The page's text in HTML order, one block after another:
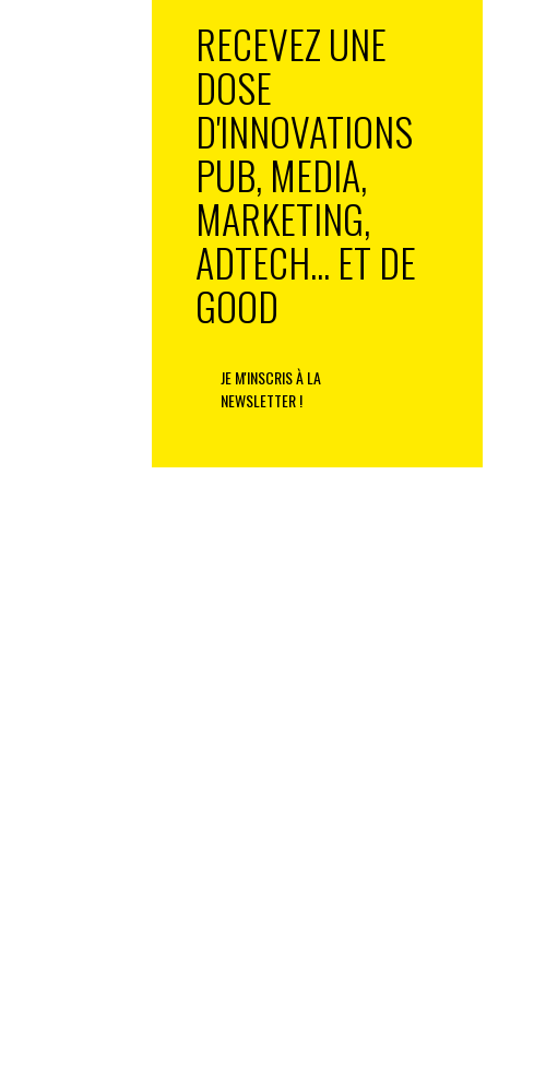
RECEVEZ UNE
DOSE
D'INNOVATIONS
PUB, MEDIA,
MARKETING,
ADTECH... ET DE
GOOD
JE M'INSCRIS À LA
NEWSLETTER !